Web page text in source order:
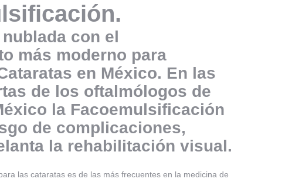
con el
más moderno para
en México. En las
de los oftalmólogos de
la Facoemulsificación
de complicaciones,
la rehabilitación visual.
las cataratas es de las más frecuentes en la medicina de